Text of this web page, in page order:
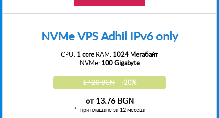
NVMe VPS Adhil IPv6 only
CPU: 1 core RAM: 1024 Мегабайт
NVMe: 100 Gigabyte
17.20 BGN -20%
от13.76 BGN
при плащане за 12 месеца